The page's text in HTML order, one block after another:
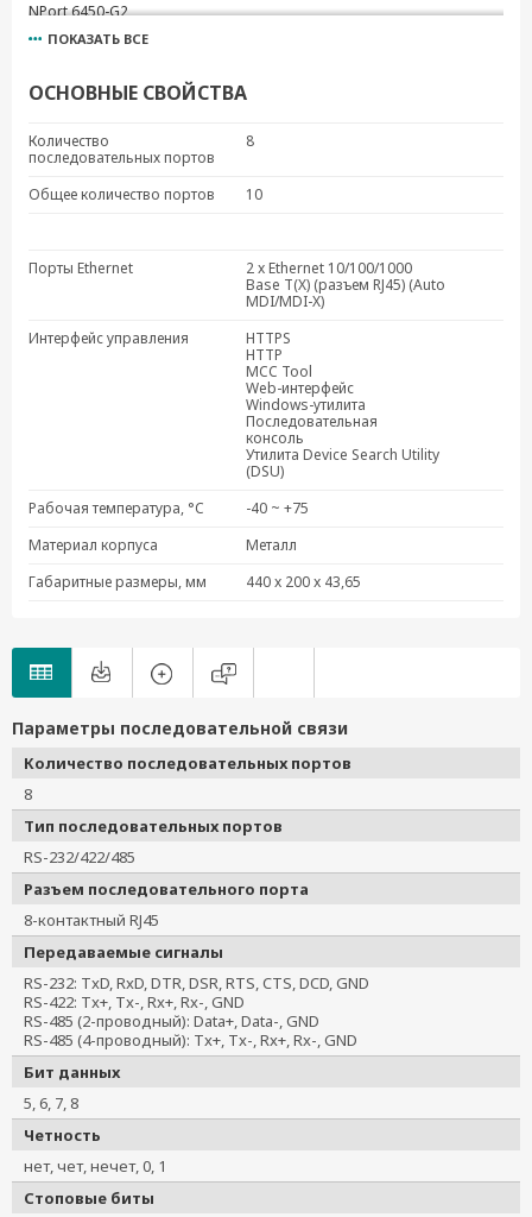
NPort 6450-G2
NPort 6450-G2-T
NPort 6450-2S-SC-G2-T
NPort 6450-2TX-G2-T
NPort 6250-G2
NPort 6610-16-2AC-G2
NPort 6610-32-2AC-G2
NPort 6650-16-2AC-G2-T
NPort 6650-16-48V-G2
NPort 6650I-16-G2
NPort 6650I-16-2AC-G2-T
NPort 6650-32-G2
NPort 6650-32-2AC-G2
NPort 6650-32-2AC-G2-T
NPort 6650-8-G2
NPort 6650-8-2AC-G2
NPort 6650-8-48V-G2
NPort 6650I-8-G2
NPort 6650I-8-G2-T
NPort 6650I-8-2AC-G2
NPort 6650I-8-2AC-G2-T
ПОКАЗАТЬ ВСЕ
ОСНОВНЫЕ СВОЙСТВА
Количество
последовательных портов
8
Общее количество портов 10
Порты Ethernet
2 x Ethernet 10/100/1000
Base T(X) (разъем RJ45) (Auto
MDI/MDI-X)
Интерфейс управления
HTTPS
HTTP
MCC Tool
Web-интерфейс
Windows-утилита
Последовательная
консоль
Утилита Device Search Utility
(DSU)
Рабочая температура, °C
-40 ~ +75
Материал корпуса
Металл
Габаритные размеры, мм
440 x 200 x 43,65
Параметры последовательной связи
Количество последовательных портов
8
Тип последовательных портов
RS-232/422/485
Разъем последовательного порта
8-контактный RJ45
Передаваемые сигналы
RS-232: TxD, RxD, DTR, DSR, RTS, CTS, DCD, GND
RS-422: Tx+, Tx-, Rx+, Rx-, GND
RS-485 (2-проводный): Data+, Data-, GND
RS-485 (4-проводный): Tx+, Tx-, Rx+, Rx-, GND
Бит данных
5, 6, 7, 8
Четность
нет, чет, нечет, 0, 1
Стоповые биты